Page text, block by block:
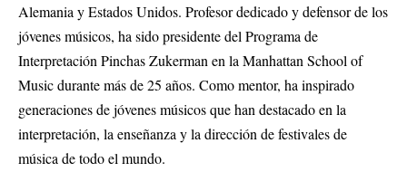
Alemania y Estados Unidos. Profesor dedicado y defensor de los
jóvenes músicos, ha sido presidente del Programa de
Interpretación Pinchas Zukerman en la Manhattan School of
Music durante más de 25 años. Como mentor, ha inspirado
generaciones de jóvenes músicos que han destacado en la
interpretación, la enseñanza y la dirección de festivales de
música de todo el mundo.